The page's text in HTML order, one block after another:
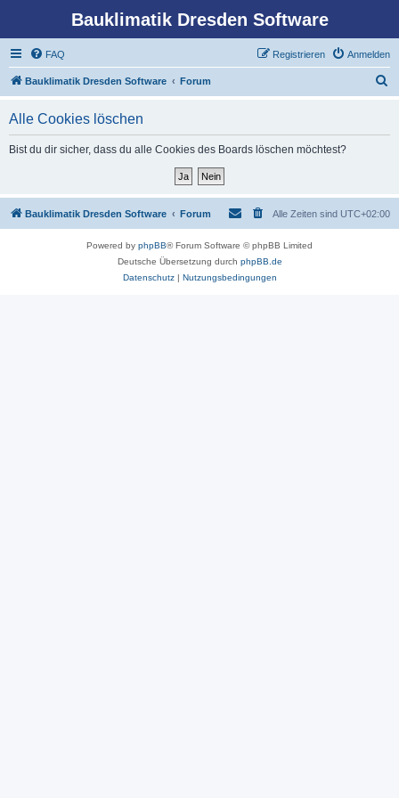
Bauklimatik Dresden Software
FAQ Anmelden
Registrieren
Bauklimatik Dresden Software Forum
Alle Cookies löschen
Bist du dir sicher, dass du alle Cookies des Boards löschen möchtest?
Bauklimatik Dresden Software Forum Alle Zeiten sind UTC+02:00
Powered by phpBB® Forum Software © phpBB Limited
Deutsche Übersetzung durch phpBB.de
Datenschutz| Nutzungsbedingungen